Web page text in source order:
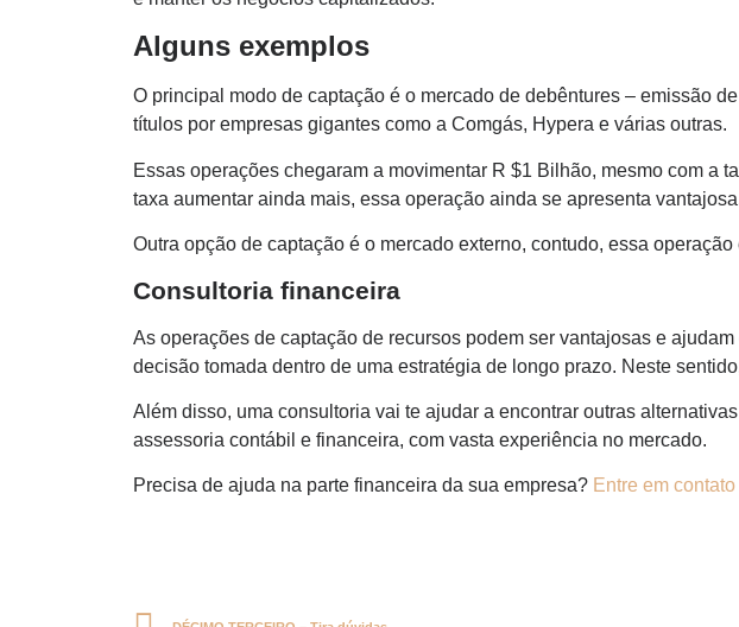
Alguns exemplos
O principal modo de captação é o mercado de debêntures – emissão
títulos por empresas gigantes como a Comgás, Hypera e várias outras.
Essas operações chegaram a movimentar R $1 Bilhão, mesmo com a
taxa aumentar ainda mais, essa operação ainda se apresenta
Outra opção de captação é o mercado externo, contudo, essa
Consultoria financeira
As operações de captação de recursos podem ser vantajosas e
decisão tomada dentro de uma estratégia de longo prazo. Neste
Além disso, uma consultoria vai te ajudar a encontrar outras
assessoria contábil e financeira, com vasta experiência no mercado.
Precisa de ajuda na parte financeira da sua empresa? Entre em contato